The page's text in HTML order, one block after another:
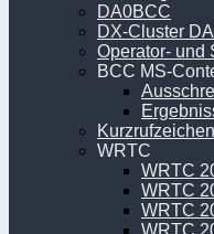
DA0BCC
DX-Cluster
Operator- und
BCC MS-
Kurzrufzeichen
WRTC
WRTC
WRTC
WRTC
WRTC